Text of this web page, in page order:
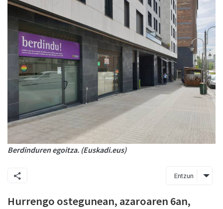
Berdinduren egoitza. (Euskadi.eus)
Entzun
Hurrengo ostegunean, azaroaren 6an,